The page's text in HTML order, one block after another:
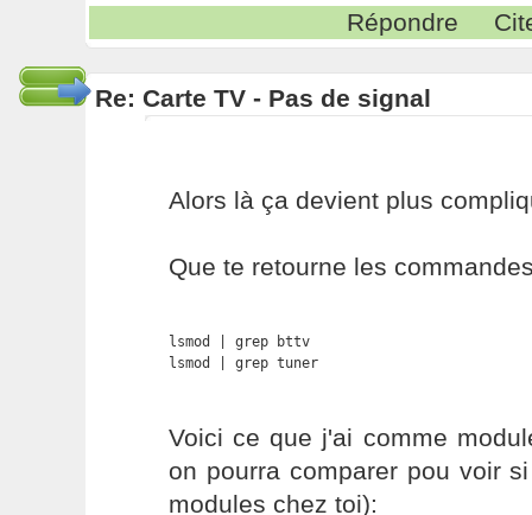
Répondre
Re: Carte TV - Pas de signal
Alors là ça devient plus
Que te retourne les
lsmod | grep bttv
lsmod | grep tuner
Voici ce que j'ai comme
on pourra comparer pou voir
modules chez toi):